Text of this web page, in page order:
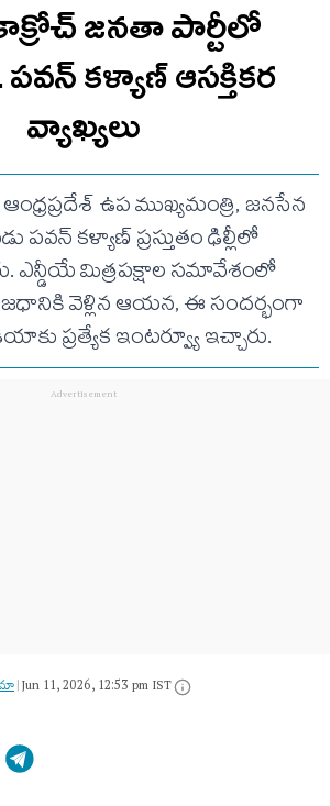
కాక్రోచ్ జనతా పార్టీలో
ప‌వ‌న్ క‌ళ్యాణ్ ఆసక్తిక‌ర
వ్యాఖ్య‌లు
ఆంధ్రప్రదేశ్ ఉప ముఖ్యమంత్రి, జనసేన
పవన్ కళ్యాణ్ ప్రస్తుతం ఢిల్లీలో
ఎన్డీయే మిత్రపక్షాల సమావేశంలో
వెళ్లిన ఆయన, ఈ సందర్భంగా
ప్రత్యేక ఇంటర్వ్యూ ఇచ్చారు.
|Jun 11, 2026, 12:53 pm IST